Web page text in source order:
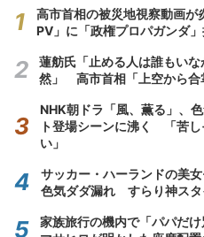
高市首相の被災地視察動画
PV」に「政権プロパガンダ
蓮舫氏「止める人は誰もい
然」 高市首相「上空から合
NHK朝ドラ「風、薫る」、
ト登場シーンに沸く 「苦
い」
サッカー・ハーランドの美
色気ダダ漏れ すらり神スタ
家族旅行の機内で「パパだ